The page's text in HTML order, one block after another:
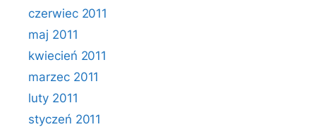
czerwiec 2011
maj 2011
kwiecień 2011
marzec 2011
luty 2011
styczeń 2011